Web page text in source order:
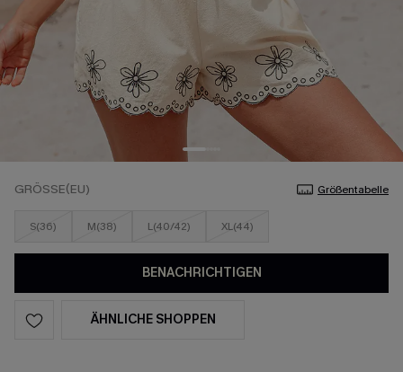
GRÖSSE(EU) Größentabelle
S(36) M(38) L(40/42) XL(44)
BENACHRICHTIGEN
ÄHNLICHE SHOPPEN